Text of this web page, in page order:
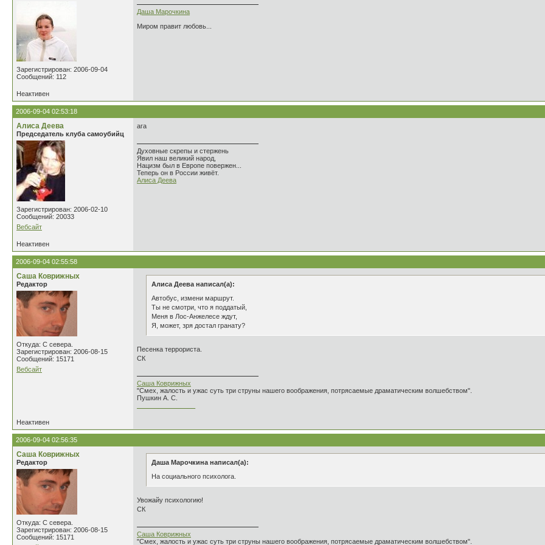
Зарегистрирован: 2006-09-04
Сообщений: 112
Даша Марочкина
Миром правит любовь...
Неактивен
2006-09-04 02:53:18
Алиса Деева
Председатель клуба самоубийц
Зарегистрирован: 2006-02-10
Сообщений: 20033
Вебсайт
ага
Духовные скрепы и стержень
Явил наш великий народ,
Нацизм был в Европе повержен...
Теперь он в России живёт.
Алиса Деева
Неактивен
2006-09-04 02:55:58
Саша Коврижных
Редактор
Откуда: С севера.
Зарегистрирован: 2006-08-15
Сообщений: 15171
Вебсайт
Алиса Деева написал(а):
Автобус, измени маршрут.
Ты не смотри, что я поддатый,
Меня в Лос-Анжелесе ждут,
Я, может, зря достал гранату?
Песенка террориста.
СК
Саша Коврижных
"Смех, жалость и ужас суть три струны нашего воображения, потрясаемые драматическим волшебством".
Пушкин А. С.
Неактивен
2006-09-04 02:56:35
Саша Коврижных
Редактор
Откуда: С севера.
Зарегистрирован: 2006-08-15
Сообщений: 15171
Даша Марочкина написал(а):
На социального психолога.
Увожайу психологию!
СК
Саша Коврижных
"Смех, жалость и ужас суть три струны нашего воображения, потрясаемые драматическим волшебством".